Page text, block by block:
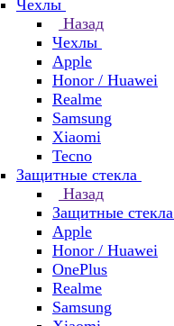
Чехлы
Назад
Чехлы
Apple
Honor / Huawei
Realme
Samsung
Xiaomi
Tecno
Защитные стекла
Назад
Защитные стекла
Apple
Honor / Huawei
OnePlus
Realme
Samsung